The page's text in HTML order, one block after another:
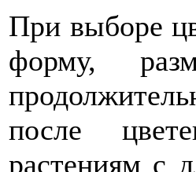
При выборе
форму,
после
растениям с